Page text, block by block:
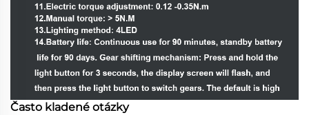
Často kladené otázky